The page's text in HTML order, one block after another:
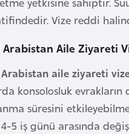
Vize reddi
Aile Ziyareti
aile ziyareti
konsolosluk
süresini
5 iş günü arasında